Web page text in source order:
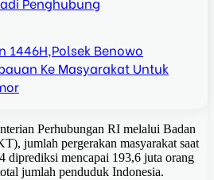
1446H,Polsek Benowo
Ke Masyarakat Untuk
Perhubungan RI melalui Badan
jumlah pergerakan masyarakat saat
diprediksi mencapai 193,6 juta orang
jumlah penduduk Indonesia.